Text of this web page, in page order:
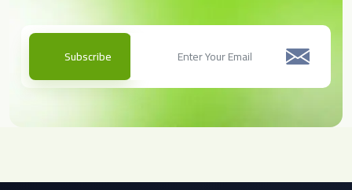
Subscribe